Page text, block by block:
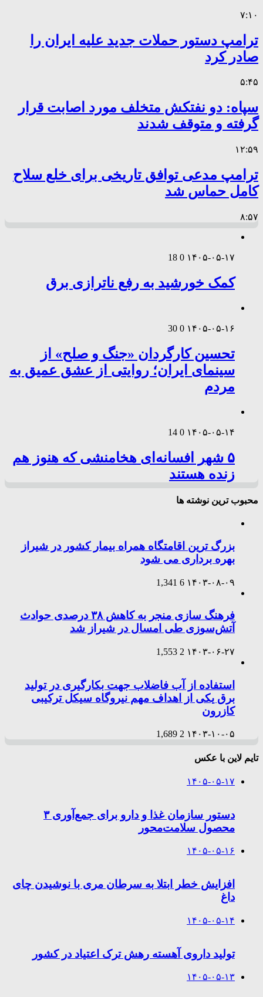
۷:۱۰
ترامپ دستور حملات جدید علیه ایران را
صادر کرد
۵:۴۵
سپاه: دو نفتکش متخلف مورد اصابت قرار
گرفته و متوقف شدند
۱۲:۵۹
ترامپ مدعی توافق تاریخی برای خلع سلاح
کامل حماس شد
۸:۵۷
۱۴۰۵-۰۵-۱۷ 0
18
کمک خورشید به رفع ناترازی برق
۱۴۰۵-۰۵-۱۶ 0
30
تحسین کارگردان «جنگ و صلح» از
سینمای ایران؛ روایتی از عشق عمیق به
مردم
۱۴۰۵-۰۵-۱۴ 0
14
۵ شهر افسانه‌ای هخامنشی که هنوز هم
زنده هستند
محبوب ترین نوشته ها
بزرگ ترین اقامتگاه همراه بیمار کشور در شیراز
بهره برداری می شود
۱۴۰۳-۰۸-۰۹ 6
1,341
فرهنگ سازی منجر به کاهش ۳۸ درصدی حوادث
آتش‌سوزی طی امسال در شیراز شد
۱۴۰۳-۰۶-۲۷ 2
1,553
استفاده از آب فاضلاب جهت بکارگیری در تولید
برق یکی از اهداف مهم نیروگاه سیکل ترکیبی
کازرون
۱۴۰۳-۱۰-۰۵ 2
1,689
تایم لاین با عکس
۱۴۰۵-۰۵-۱۷
دستور سازمان غذا و دارو برای جمع‌آوری ۳
محصول سلامت‌محور
۱۴۰۵-۰۵-۱۶
افزایش خطر ابتلا به سرطان مری با نوشیدن چای
داغ
۱۴۰۵-۰۵-۱۴
تولید داروی آهسته رهش ترک اعتیاد در کشور
۱۴۰۵-۰۵-۱۳